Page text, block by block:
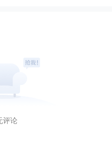
评论